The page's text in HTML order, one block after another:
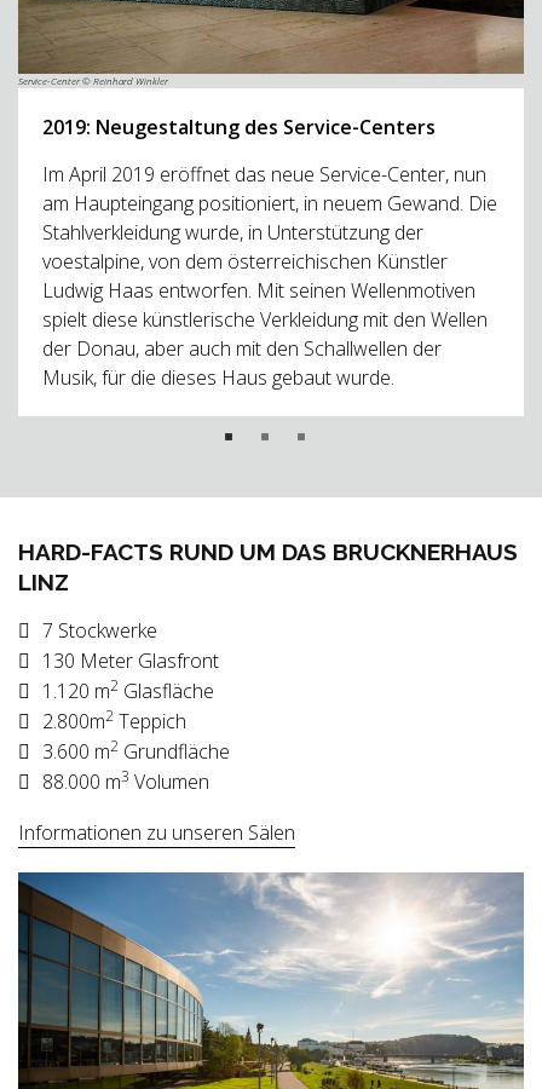
Service-Center © Reinhard Winkler
2019: Neugestaltung des Service-Centers
Im April 2019 eröffnet das neue Service-Center, nun
am Haupteingang positioniert, in neuem Gewand. Die
Stahlverkleidung wurde, in Unterstützung der
voestalpine, von dem österreichischen Künstler
Ludwig Haas entworfen. Mit seinen Wellenmotiven
spielt diese künstlerische Verkleidung mit den Wellen
der Donau, aber auch mit den Schallwellen der
Musik, für die dieses Haus gebaut wurde.
HARD-FACTS RUND UM DAS BRUCKNERHAUS
LINZ
7 Stockwerke
130 Meter Glasfront
1.120 m2 Glasfläche
2.800m2 Teppich
3.600 m2 Grundfläche
88.000 m3 Volumen
Informationen zu unseren Sälen